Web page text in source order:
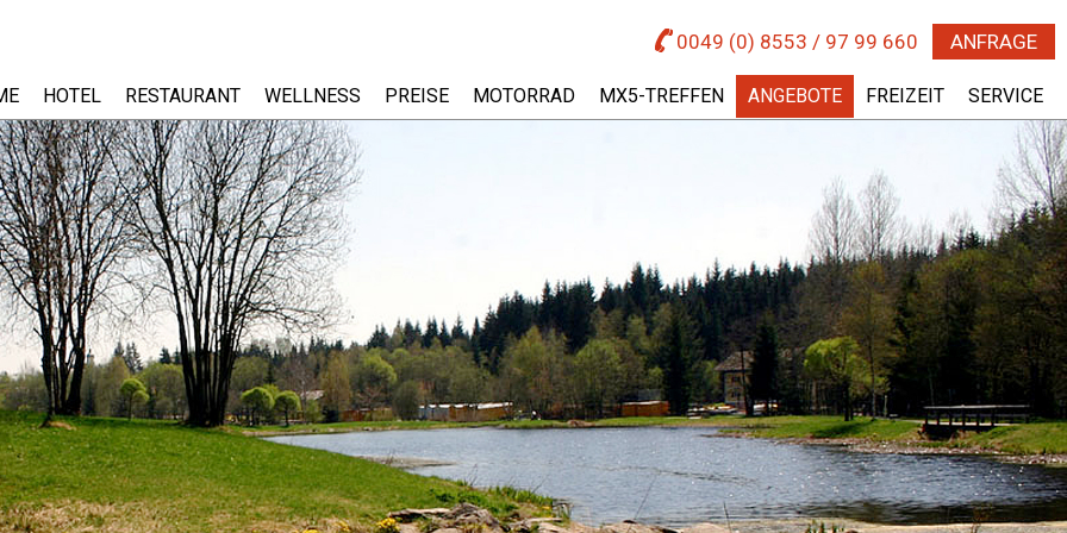
0049 (0) 8553 / 97 99 660 ANFRAGE
HOTEL RESTAURANT WELLNESS PREISE MOTORRAD MX5-TREFFEN ANGEBOTE FREIZEIT SERVICE